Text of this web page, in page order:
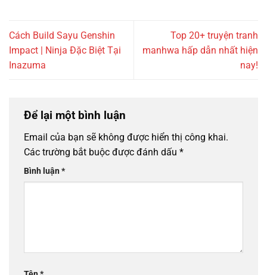
Cách Build Sayu Genshin
Impact | Ninja Đặc Biệt Tại
Inazuma
Top 20+ truyện tranh
manhwa hấp dẫn nhất hiện
nay!
Để lại một bình luận
Email của bạn sẽ không được hiển thị công khai.
Các trường bắt buộc được đánh dấu *
Bình luận*